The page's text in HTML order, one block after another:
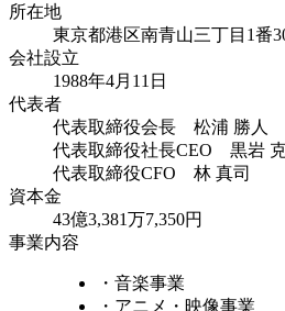
所在地
東京都港区南青山三丁目1番
会社設立
1988年4月11日
代表者
代表取締役会長 松浦 勝人
代表取締役社長CEO 黒岩
代表取締役CFO 林 真司
資本金
43億3,381万7,350円
事業内容
・音楽事業
・アニメ・映像事業